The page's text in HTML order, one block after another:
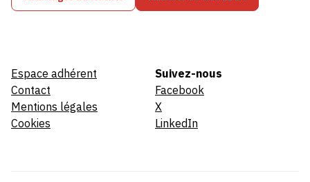
Espace adhérent
Contact
Mentions légales
Cookies
Suivez-nous
Facebook
X
LinkedIn